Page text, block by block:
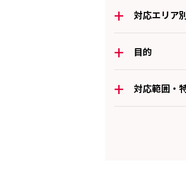
+ 対応エリア
+ 目的
+ 対応範囲・